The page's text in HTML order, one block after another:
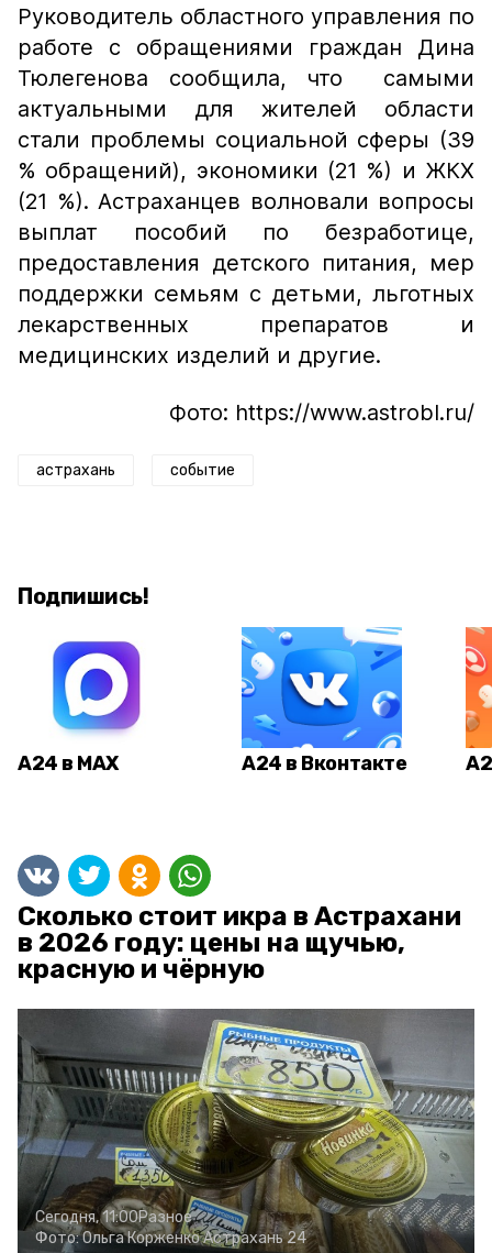
Руководитель областного управления по
работе с обращениями граждан Дина
Тюлегенова сообщила, что самыми
актуальными для жителей области
стали проблемы социальной сферы (39
% обращений), экономики (21 %) и ЖКХ
(21 %). Астраханцев волновали вопросы
выплат пособий по безработице,
предоставления детского питания, мер
поддержки семьям с детьми, льготных
лекарственных препаратов и
медицинских изделий и другие.
Фото: https://www.astrobl.ru/
астрахань событие
Подпишись!
А24 в MAX А24 в Вконтакте
Сколько стоит икра в Астрахани
в 2026 году: цены на щучью,
красную и чёрную
Сегодня, 11:00Разное
Фото:Ольга КорженкоАстрахань 24